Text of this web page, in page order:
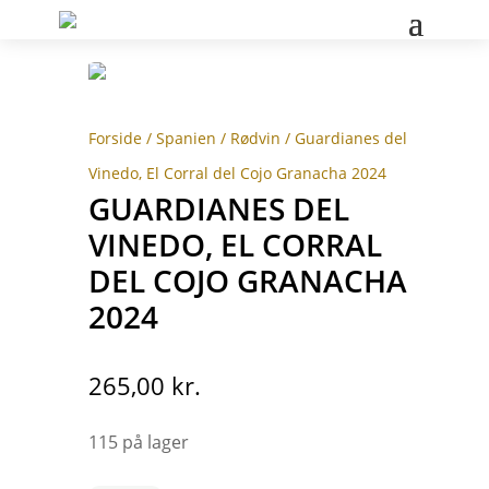
Forside/ Spanien / Rødvin / Guardianes del
Vinedo, El Corral del Cojo Granacha 2024
GUARDIANES DEL
VINEDO, EL CORRAL
DEL COJO GRANACHA
2024
265,00 kr.
115 på lager